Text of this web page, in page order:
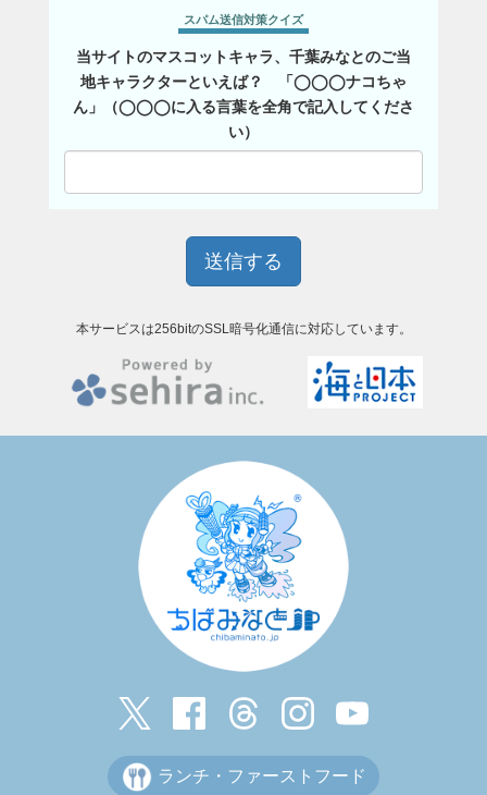
スパム送信対策クイズ
当サイトのマスコットキャラ、千葉みなとのご当
地キャラクターといえば？ 「◯◯◯ナコちゃ
ん」（◯◯◯に入る言葉を全角で記入してくださ
い）
本サービスは256bitのSSL暗号化通信に対応しています。
ランチ・ファーストフード